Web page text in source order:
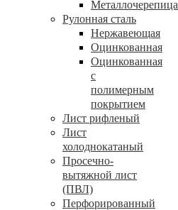
Металлочерепица
Рулонная сталь
Нержавеющая
Оцинкованная
Оцинкованная
с
полимерным
покрытием
Лист рифленый
Лист
холоднокатаный
Просечно-
вытяжной лист
(ПВЛ)
Перфорированный